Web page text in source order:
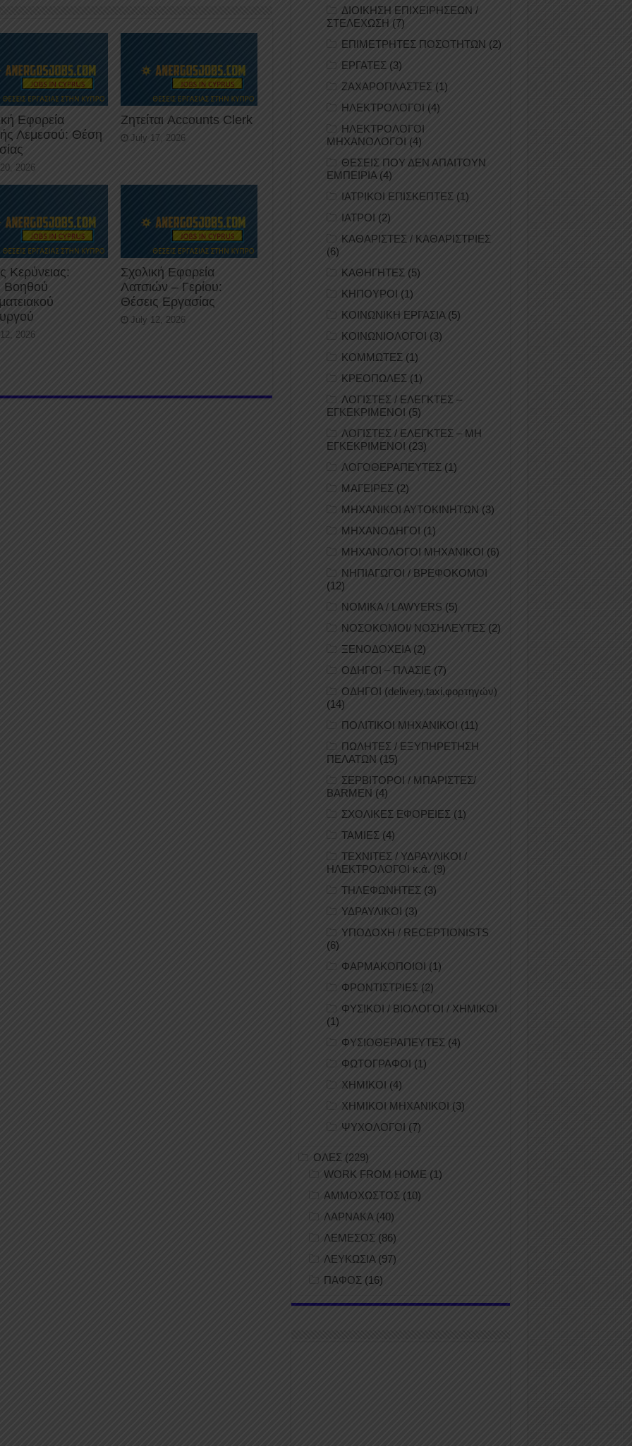
Εφορεία
Λεμεσού: Θέση
2026
Ζητείται Accounts Clerk
July 17, 2026
Κερύνειας:
Βοηθού
2026
Σχολική Εφορεία
Λατσιών – Γερίου:
Θέσεις Εργασίας
July 12, 2026
ΔΙΟΙΚΗΣΗ ΕΠΙΧΕΙΡΗΣΕΩΝ /
ΣΤΕΛΕΧΩΣΗ (7)
ΕΠΙΜΕΤΡΗΤΕΣ ΠΟΣΟΤΗΤΩΝ (2)
ΕΡΓΑΤΕΣ (3)
ΖΑΧΑΡΟΠΛΑΣΤΕΣ (1)
ΗΛΕΚΤΡΟΛΟΓΟΙ (4)
ΗΛΕΚΤΡΟΛΟΓΟΙ
ΜΗΧΑΝΟΛΟΓΟΙ (4)
ΘΕΣΕΙΣ ΠΟΥ ΔΕΝ ΑΠΑΙΤΟΥΝ
ΕΜΠΕΙΡΙΑ(4)
ΙΑΤΡΙΚΟΙ ΕΠΙΣΚΕΠΤΕΣ (1)
ΙΑΤΡΟΙ (2)
ΚΑΘΑΡΙΣΤΕΣ / ΚΑΘΑΡΙΣΤΡΙΕΣ
(6)
ΚΑΘΗΓΗΤΕΣ (5)
ΚΗΠΟΥΡΟΙ (1)
ΚΟΙΝΩΝΙΚΗ ΕΡΓΑΣΙΑ(5)
ΚΟΙΝΩΝΙΟΛΟΓΟΙ (3)
ΚΟΜΜΩΤΕΣ (1)
ΚΡΕΟΠΩΛΕΣ (1)
ΛΟΓΙΣΤΕΣ / ΕΛΕΓΚΤΕΣ –
ΕΓΚΕΚΡΙΜΕΝΟΙ (5)
ΛΟΓΙΣΤΕΣ / ΕΛΕΓΚΤΕΣ – ΜΗ
ΕΓΚΕΚΡΙΜΕΝΟΙ (23)
ΛΟΓΟΘΕΡΑΠΕΥΤΕΣ (1)
ΜΑΓΕΙΡΕΣ (2)
ΜΗΧΑΝΙΚΟΙ ΑΥΤΟΚΙΝΗΤΩΝ (3)
ΜΗΧΑΝΟΔΗΓΟΙ (1)
ΜΗΧΑΝΟΛΟΓΟΙ ΜΗΧΑΝΙΚΟΙ (6)
ΝΗΠΙΑΓΩΓΟΙ / ΒΡΕΦΟΚΟΜΟΙ
(12)
ΝΟΜΙΚΑ / LAWYERS (5)
ΝΟΣΟΚΟΜΟΙ/ ΝΟΣΗΛΕΥΤΕΣ (2)
ΞΕΝΟΔΟΧΕΙΑ(2)
ΟΔΗΓΟΙ – ΠΛΑΣΙΕ (7)
ΟΔΗΓΟΙ (delivery,taxi,φορτηγών)
(14)
ΠΟΛΙΤΙΚΟΙ ΜΗΧΑΝΙΚΟΙ (11)
ΠΩΛΗΤΕΣ / ΕΞΥΠΗΡΕΤΗΣΗ
ΠΕΛΑΤΩΝ (15)
ΣΕΡΒΙΤΟΡΟΙ / ΜΠΑΡΙΣΤΕΣ/
BARMEN (4)
ΣΧΟΛΙΚΕΣ ΕΦΟΡΕΙΕΣ (1)
ΤΑΜΙΕΣ (4)
ΤΕΧΝΙΤΕΣ / ΥΔΡΑΥΛΙΚΟΙ /
ΗΛΕΚΤΡΟΛΟΓΟΙ κ.ά. (9)
ΤΗΛΕΦΩΝΗΤΕΣ (3)
ΥΔΡΑΥΛΙΚΟΙ (3)
ΥΠΟΔΟΧΗ / RECEPTIONISTS
(6)
ΦΑΡΜΑΚΟΠΟΙΟΙ (1)
ΦΡΟΝΤΙΣΤΡΙΕΣ (2)
ΦΥΣΙΚΟΙ / ΒΙΟΛΟΓΟΙ / ΧΗΜΙΚΟΙ
(1)
ΦΥΣΙΟΘΕΡΑΠΕΥΤΕΣ (4)
ΦΩΤΟΓΡΑΦΟΙ (1)
ΧΗΜΙΚΟΙ (4)
ΧΗΜΙΚΟΙ ΜΗΧΑΝΙΚΟΙ (3)
ΨΥΧΟΛΟΓΟΙ (7)
ΟΛΕΣ (229)
WORK FROM HOME (1)
ΑΜΜΟΧΩΣΤΟΣ (10)
ΛΑΡΝΑΚΑ (40)
ΛΕΜΕΣΟΣ (86)
ΛΕΥΚΩΣΙΑ(97)
ΠΑΦΟΣ (16)